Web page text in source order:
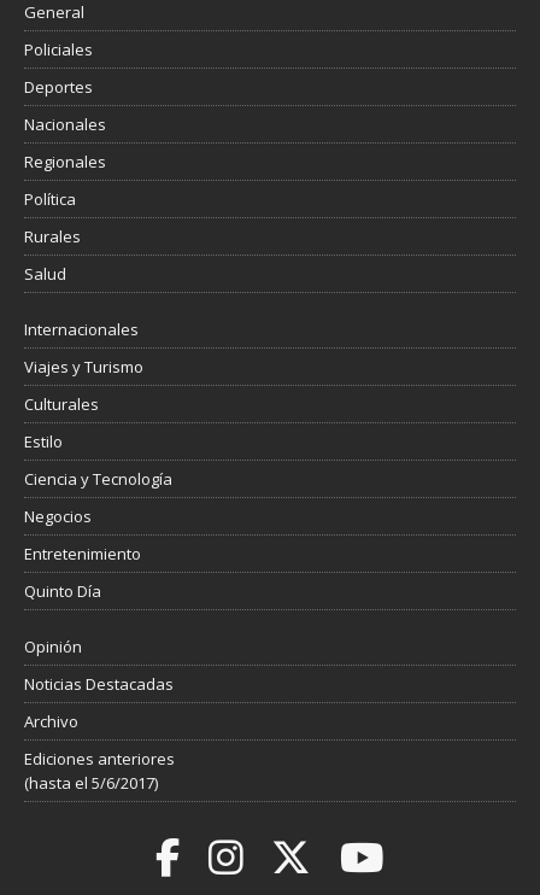
General
Policiales
Deportes
Nacionales
Regionales
Política
Rurales
Salud
Internacionales
Viajes y Turismo
Culturales
Estilo
Ciencia y Tecnología
Negocios
Entretenimiento
Quinto Día
Opinión
Noticias Destacadas
Archivo
Ediciones anteriores
(hasta el 5/6/2017)